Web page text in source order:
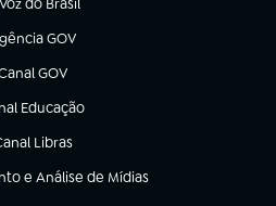
do Brasil
em nova aba)
GOV
em nova aba)
GOV
em nova aba)
Educação
em nova aba)
Libras
em nova aba)
e Análise de Mídias
aba)